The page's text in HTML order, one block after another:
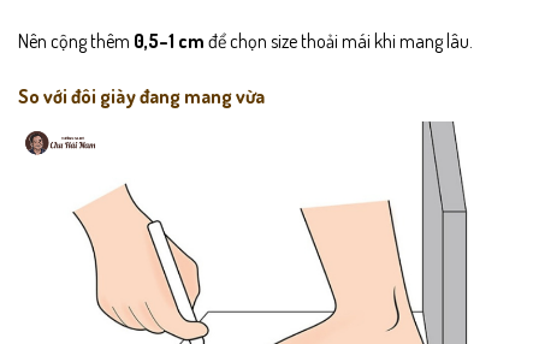
Nên cộng thêm 0,5–1 cm để chọn size thoải mái khi mang lâu.
So với đôi giày đang mang vừa